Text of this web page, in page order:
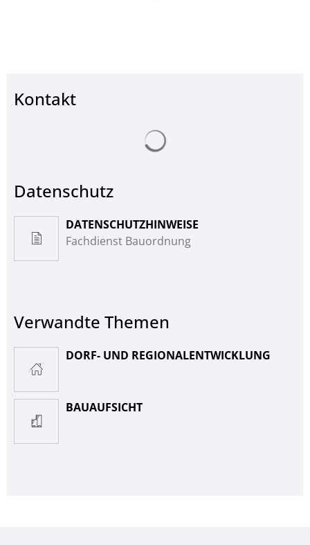
Kontakt
Datenschutz
DATENSCHUTZHINWEISE
Fachdienst Bauordnung
Verwandte Themen
DORF- UND REGIONALENTWICKLUNG
BAUAUFSICHT